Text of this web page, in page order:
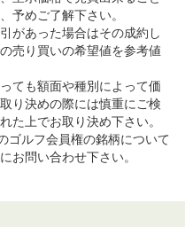
予めご了解下さい。
があった場合はその成約し
売り買いの希望値を参考値
ても額面や種別によって価
り決めの際には慎重にご検
た上でお取り決め下さい。
ゴルフ会員権の銘柄について
お問い合わせ下さい。